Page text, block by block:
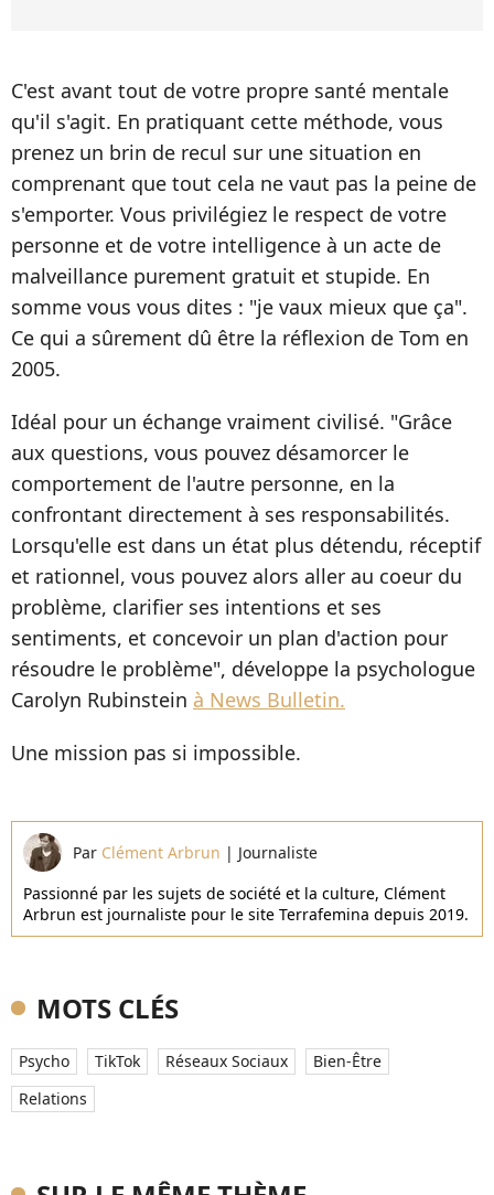
C'est avant tout de votre propre santé mentale
qu'il s'agit. En pratiquant cette méthode, vous
prenez un brin de recul sur une situation en
comprenant que tout cela ne vaut pas la peine de
s'emporter. Vous privilégiez le respect de votre
personne et de votre intelligence à un acte de
malveillance purement gratuit et stupide. En
somme vous vous dites : "je vaux mieux que ça".
Ce qui a sûrement dû être la réflexion de Tom en
2005.
Idéal pour un échange vraiment civilisé. "Grâce
aux questions, vous pouvez désamorcer le
comportement de l'autre personne, en la
confrontant directement à ses responsabilités.
Lorsqu'elle est dans un état plus détendu, réceptif
et rationnel, vous pouvez alors aller au coeur du
problème, clarifier ses intentions et ses
sentiments, et concevoir un plan d'action pour
résoudre le problème", développe la psychologue
Carolyn Rubinstein à News Bulletin.
Une mission pas si impossible.
Par Clément Arbrun | Journaliste
Passionné par les sujets de société et la culture, Clément
Arbrun est journaliste pour le site Terrafemina depuis 2019.
MOTS CLÉS
Psycho TikTok Réseaux Sociaux
Bien-Être
Relations